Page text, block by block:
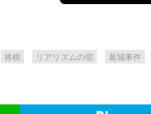
将棋 リアリズムの宿 葛城事件